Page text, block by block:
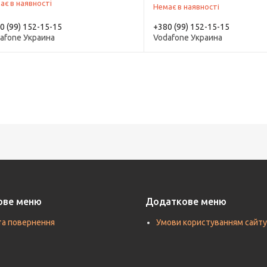
в наявності
(99) 152-15-15
Украина
Немає в наявності
+380 (99) 152-15-15
Vodafone Украина
меню
повернення
Додаткове меню
Умови користуванням сайту